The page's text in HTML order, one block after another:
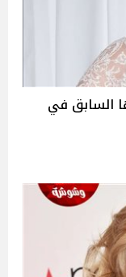
السابق في